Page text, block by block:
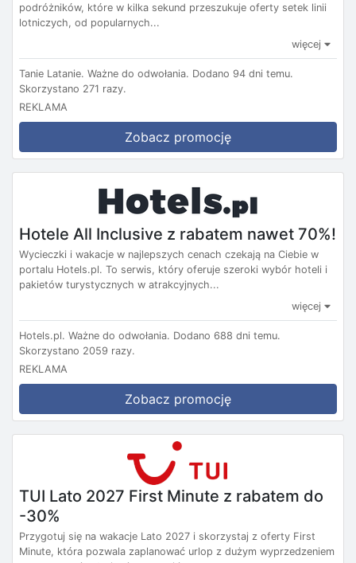
podróżników, które w kilka sekund przeszukuje oferty setek linii
lotniczych, od popularnych...
więcej
Tanie Latanie. Ważne do odwołania. Dodano 94 dni temu.
Skorzystano 271 razy.
REKLAMA
Zobacz promocję
Hotele All Inclusive z rabatem nawet 70%!
Wycieczki i wakacje w najlepszych cenach czekają na Ciebie w
portalu Hotels.pl. To serwis, który oferuje szeroki wybór hoteli i
pakietów turystycznych w atrakcyjnych...
więcej
Hotels.pl. Ważne do odwołania. Dodano 688 dni temu.
Skorzystano 2059 razy.
REKLAMA
Zobacz promocję
TUI Lato 2027 First Minute z rabatem do
-30%
Przygotuj się na wakacje Lato 2027 i skorzystaj z oferty First
Minute, która pozwala zaplanować urlop z dużym wyprzedzeniem